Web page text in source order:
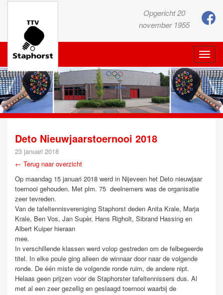
Opgericht 20
november 1955
Toggle
Deto Nieuwjaarstoernooi 2018
23 januari 2018
← Terug naar overzicht
Op maandag 15 januari 2018 werd in Nijeveen het Deto nieuwjaar
toernooi gehouden. Met plm. 75 deelnemers was de organisatie
zeer tevreden.
Van de tafeltennisvereniging Staphorst deden Anita Krale, Marja
Krale, Ben Vos, Jan Supèr, Hans Righolt, Sibrand Hassing en
Albert Kuiper hieraan
mee.
In verschillende klassen werd volop gestreden om de felbegeerde
titel. In elke poule ging alleen de winnaar door naar de volgende
ronde. De één miste de volgende ronde ruim, de andere nipt.
Helaas geen prijzen voor de Staphorster tafeltennissers dus. Al
met al een zeer gezellig en geslaagd toernooi waarbij de